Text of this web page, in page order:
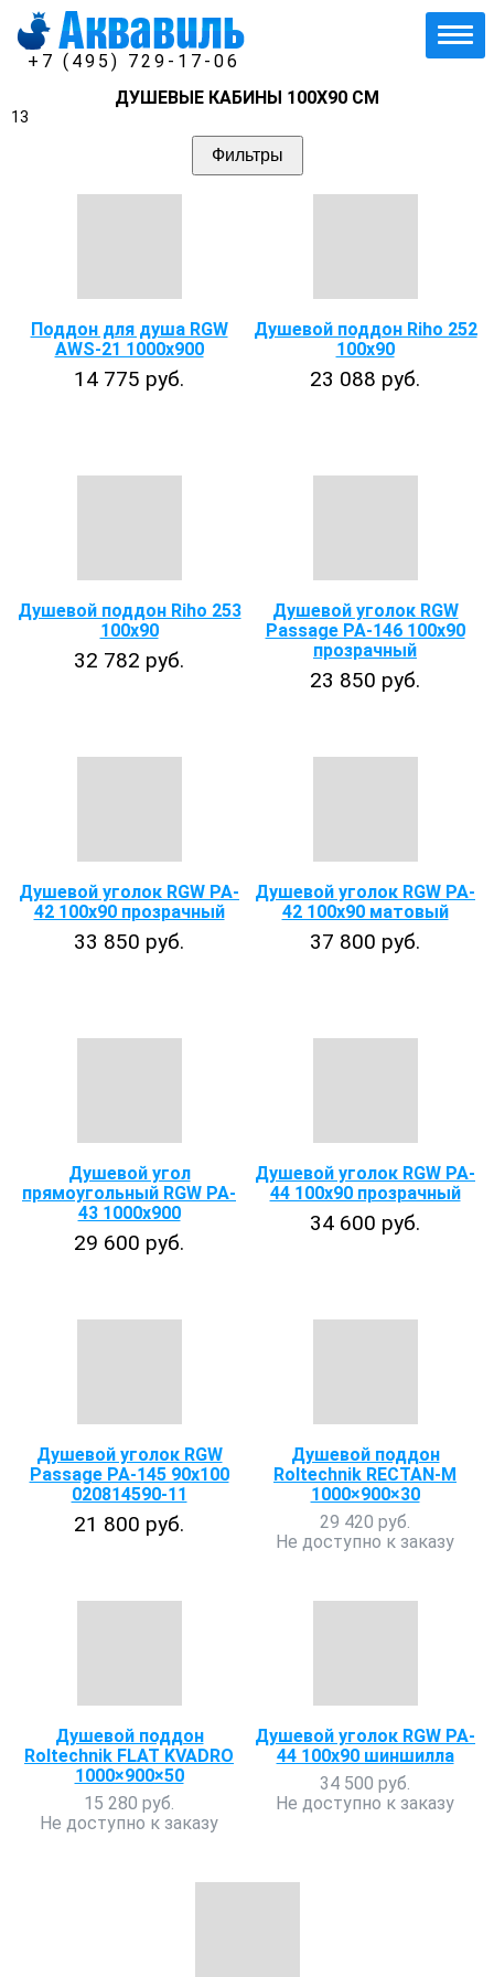
+7 (495) 729-17-06
ДУШЕВЫЕ КАБИНЫ 100Х90 СМ
13
Фильтры
Поддон для душа RGW
AWS-21 1000x900
14 775 руб.
Душевой поддон Riho 252
100x90
23 088 руб.
Душевой поддон Riho 253
100x90
32 782 руб.
Душевой уголок RGW
Passage PA-146 100x90
прозрачный
23 850 руб.
Душевой уголок RGW PA-
42 100x90 прозрачный
33 850 руб.
Душевой уголок RGW PA-
42 100x90 матовый
37 800 руб.
Душевой угол
прямоугольный RGW PA-
43 1000x900
29 600 руб.
Душевой уголок RGW PA-
44 100x90 прозрачный
34 600 руб.
Душевой уголок RGW
Passage PA-145 90х100
020814590-11
21 800 руб.
Душевой поддон
Roltechnik RECTAN-M
1000×900×30
29 420 руб.
Не доступно к заказу
Душевой поддон
Roltechnik FLAT KVADRO
1000×900×50
15 280 руб.
Не доступно к заказу
Душевой уголок RGW PA-
44 100x90 шиншилла
34 500 руб.
Не доступно к заказу